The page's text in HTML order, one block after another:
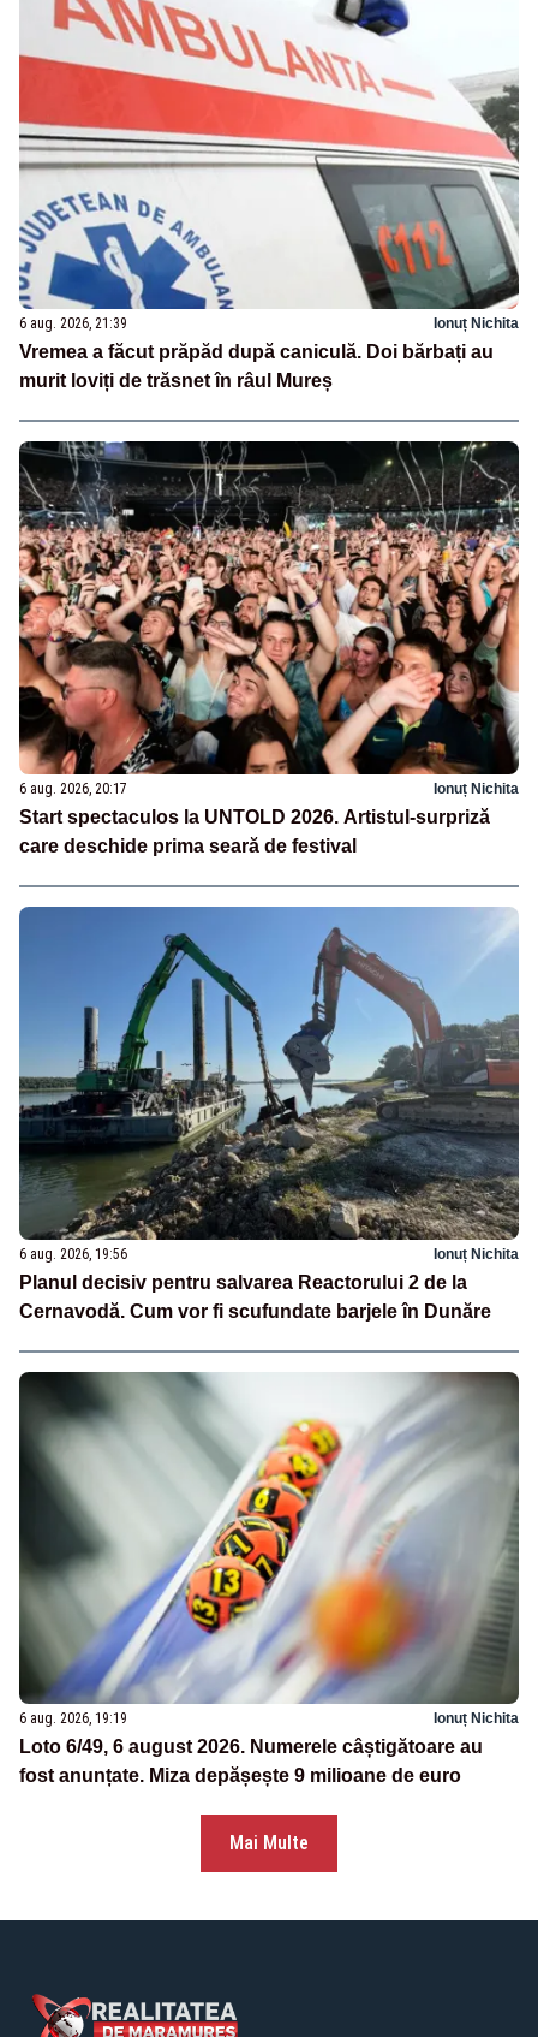
6 aug. 2026, 21:39 Ionuț Nichita
Vremea a făcut prăpăd după caniculă. Doi bărbați au
murit loviți de trăsnet în râul Mureș
6 aug. 2026, 20:17 Ionuț Nichita
Start spectaculos la UNTOLD 2026. Artistul-surpriză
care deschide prima seară de festival
6 aug. 2026, 19:56 Ionuț Nichita
Planul decisiv pentru salvarea Reactorului 2 de la
Cernavodă. Cum vor fi scufundate barjele în Dunăre
6 aug. 2026, 19:19 Ionuț Nichita
Loto 6/49, 6 august 2026. Numerele câștigătoare au
fost anunțate. Miza depășește 9 milioane de euro
Mai Multe